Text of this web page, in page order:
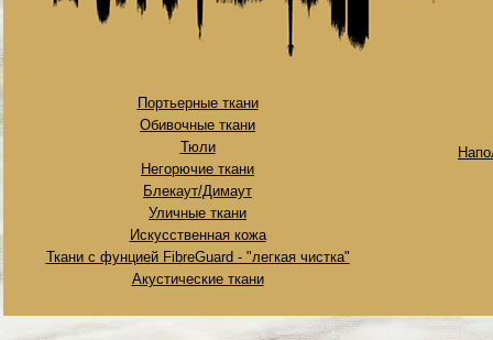
Портьерные ткани
Обивочные ткани
Тюли
Негорючие ткани
Блекаут/Димаут
Уличные ткани
Искусственная кожа
Ткани с фунцией FibreGuard - "легкая чистка"
Акустические ткани